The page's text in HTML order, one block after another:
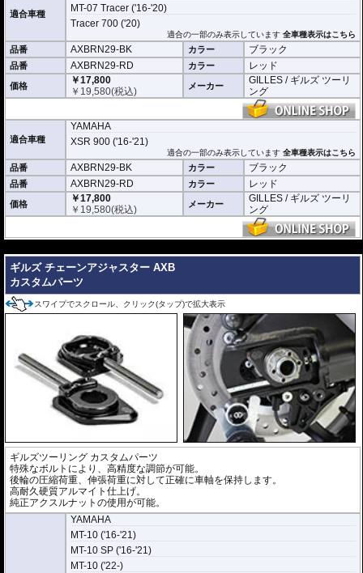
適合車種
MT-07 Tracer ('16-'20)
Tracer 700 ('20)
適合の一部のみ表示しています全車種表示はこちら
品番 AXBRN29-BK カラー ブラック
品番 AXBRN29-RD カラー レッド
価格
￥17,800
￥ 19,580(税込) メーカー
GILLES / ギルズ ツーリ
ング
適合車種
YAMAHA
XSR 900 ('16-'21)
適合の一部のみ表示しています全車種表示はこちら
品番 AXBRN29-BK カラー ブラック
品番 AXBRN29-RD カラー レッド
価格
￥17,800
￥ 19,580(税込) メーカー
GILLES / ギルズ ツーリ
ング
ギルズ チェーンアジャスター AXB
カスタムパーツ
スワイプでスクロール、クリック(タップ)で拡大表示
ギルズツーリング カスタムパーツ
特殊なボルトにより、高精度な調節が可能。
後輪の圧縮荷重、伸張荷重に対して正確に車軸を保持します。
高耐久硬質アルマイト仕上げ。
純正アクスルナットの使用が可能。
YAMAHA
MT-10 ('16-'21)
MT-10 SP ('16-'21)
MT-10 ('22-)